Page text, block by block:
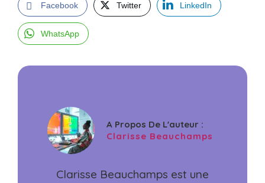
Facebook Twitter LinkedIn
WhatsApp
A Propos De L'auteur :
Clarisse Beauchamps
Clarisse Beauchamps est une